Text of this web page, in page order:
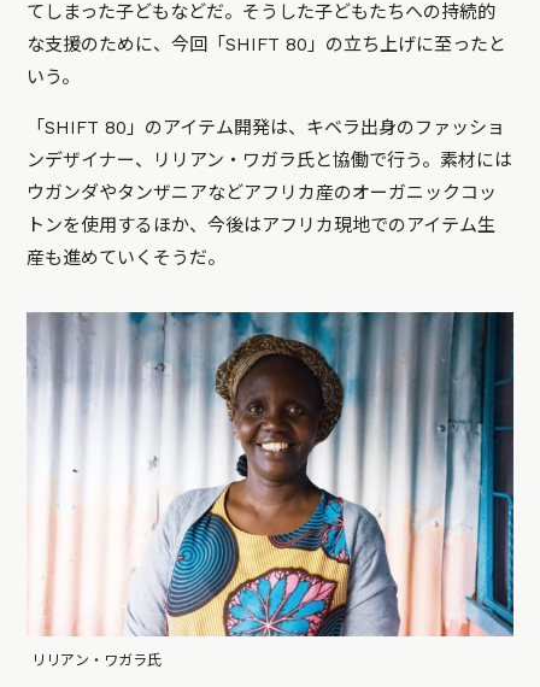
てしまった子どもなどだ。そうした子どもたちへの持続的
な支援のために、今回「SHIFT 80」の立ち上げに至ったと
いう。
「SHIFT 80」のアイテム開発は、キベラ出身のファッショ
ンデザイナー、リリアン・ワガラ氏と協働で行う。素材には
ウガンダやタンザニアなどアフリカ産のオーガニックコッ
トンを使用するほか、今後はアフリカ現地でのアイテム生
産も進めていくそうだ。
リリアン・ワガラ氏